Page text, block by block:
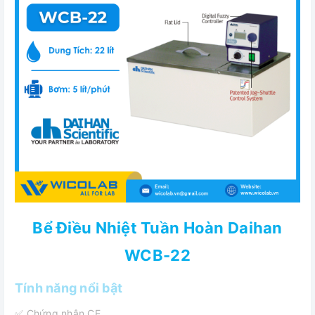
Bể Điều Nhiệt Tuần Hoàn Daihan
WCB-22
Tính năng nổi bật